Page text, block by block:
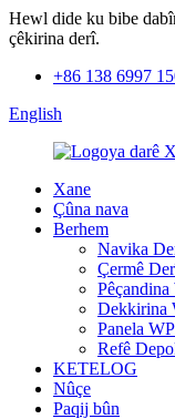
Hewl dide ku bibe
çêkirina derî.
+86 138 6997
English
Xane
Çûna nava
Berhem
Navika
Çermê
Pêçandina
Dekkirina
Panela
Refê
KETELOG
Nûçe
Paqij bûn